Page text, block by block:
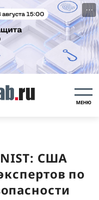
···
МЕНЮ
США
по